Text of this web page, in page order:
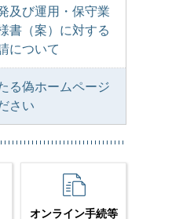
及び運用・保守業
書（案）に対する
について
る偽ホームページ
さい
オンライン手続等